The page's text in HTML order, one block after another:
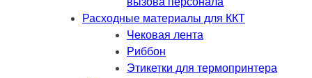
Расходные материалы для ККТ
Чековая лента
Риббон
Этикетки для термопринтера